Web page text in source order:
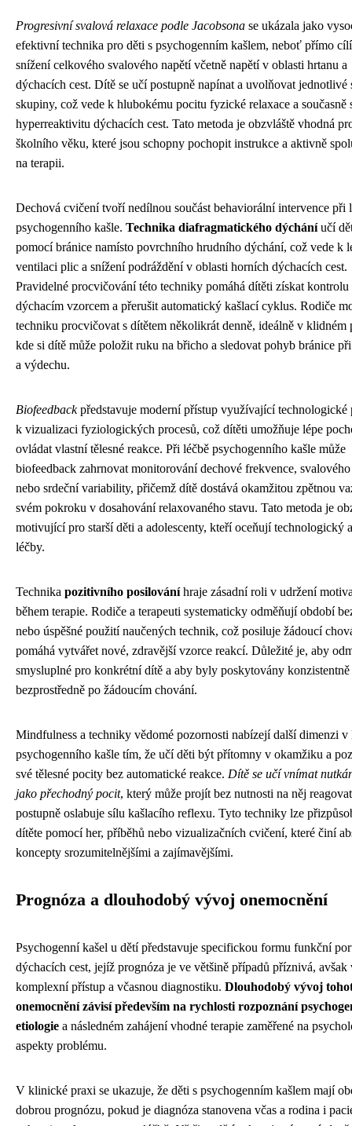
Progresivní svalová relaxace podle Jacobsona se ukázala jako
efektivní technika pro děti s psychogenním kašlem, neboť přímo
snížení celkového svalového napětí včetně napětí v oblasti hrtanu a
dýchacích cest. Dítě se učí postupně napínat a uvolňovat jednotlivé
skupiny, což vede k hlubokému pocitu fyzické relaxace a současně
hyperreaktivitu dýchacích cest. Tato metoda je obzvláště vhodná
školního věku, které jsou schopny pochopit instrukce a aktivně
na terapii.
Dechová cvičení tvoří nedílnou součást behaviorální intervence při
psychogenního kašle. Technika diafragmatického dýcháníučí
pomocí bránice namísto povrchního hrudního dýchání, což vede k
ventilaci plic a snížení podráždění v oblasti horních dýchacích cest.
Pravidelné procvičování této techniky pomáhá dítěti získat kontrolu
dýchacím vzorcem a přerušit automatický kašlací cyklus. Rodiče
techniku procvičovat s dítětem několikrát denně, ideálně v klidném
kde si dítě může položit ruku na břicho a sledovat pohyb bránice
a výdechu.
Biofeedbackpředstavuje moderní přístup využívající technologické
k vizualizaci fyziologických procesů, což dítěti umožňuje lépe
ovládat vlastní tělesné reakce. Při léčbě psychogenního kašle může
biofeedback zahrnovat monitorování dechové frekvence,
nebo srdeční variability, přičemž dítě dostává okamžitou zpětnou
svém pokroku v dosahování relaxovaného stavu. Tato metoda je
motivující pro starší děti a adolescenty, kteří oceňují technologický
léčby.
Technika pozitivního posilováníhraje zásadní roli v udržení
během terapie. Rodiče a terapeuti systematicky odměňují období
nebo úspěšné použití naučených technik, což posiluje žádoucí
pomáhá vytvářet nové, zdravější vzorce reakcí. Důležité je, aby
smysluplné pro konkrétní dítě a aby byly poskytovány konzistentně
bezprostředně po žádoucím chování.
Mindfulness a techniky vědomé pozornosti nabízejí další dimenzi v
psychogenního kašle tím, že učí děti být přítomny v okamžiku a
své tělesné pocity bez automatické reakce. Dítě se učí vnímat
jako přechodný pocit, který může projít bez nutnosti na něj
postupně oslabuje sílu kašlacího reflexu. Tyto techniky lze
dítěte pomocí her, příběhů nebo vizualizačních cvičení, které činí
koncepty srozumitelnějšími a zajímavějšími.
Prognóza a dlouhodobý vývoj onemocnění
Psychogenní kašel u dětí představuje specifickou formu funkční
dýchacích cest, jejíž prognóza je ve většině případů příznivá, avšak
komplexní přístup a včasnou diagnostiku. Dlouhodobý vývoj
onemocnění závisí především na rychlosti rozpoznání
etiologie a následném zahájení vhodné terapie zaměřené na
aspekty problému.
V klinické praxi se ukazuje, že děti s psychogenním kašlem mají
dobrou prognózu, pokud je diagnóza stanovena včas a rodina i